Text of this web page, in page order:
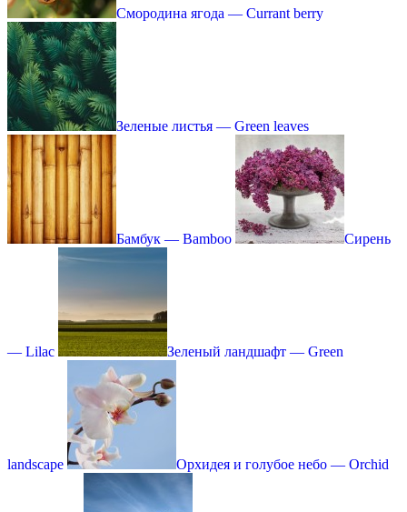
Смородина ягода — Currant berry
Зеленые листья — Green leaves
Бамбук — Bamboo Сирень
— Lilac Зеленый ландшафт — Green
landscape Орхидея и голубое небо — Orchid